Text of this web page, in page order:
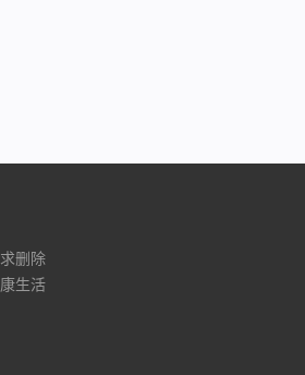
删除
生活